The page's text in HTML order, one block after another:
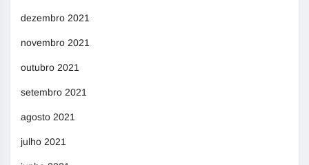
dezembro 2021
novembro 2021
outubro 2021
setembro 2021
agosto 2021
julho 2021